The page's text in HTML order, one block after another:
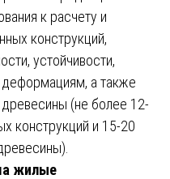
к расчету и
конструкций,
устойчивости,
а также
(не более 12-
конструкций и 15-20
жилые